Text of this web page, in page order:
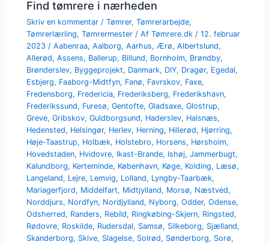
Find tømrere i nærheden
Skriv en kommentar /Tømrer,Tømrerarbejde,
Tømrerlærling,Tømrermester / AfTømrere.dk /12. februar
2023 /Aabenraa,Aalborg,Aarhus, Ærø,Albertslund,
Allerød,Assens, Ballerup, Billund, Bornholm, Brøndby,
Brønderslev, Byggeprojekt, Danmark, DIY, Dragør, Egedal,
Esbjerg, Faaborg-Midtfyn, Fanø, Favrskov, Faxe,
Fredensborg, Fredericia, Frederiksberg, Frederikshavn,
Frederikssund, Furesø,Gentofte,Gladsaxe,Glostrup,
Greve,Gribskov,Guldborgsund, Haderslev, Halsnæs,
Hedensted, Helsingør, Herlev, Herning, Hillerød, Hjørring,
Høje-Taastrup, Holbæk, Holstebro, Horsens, Hørsholm,
Hovedstaden, Hvidovre, Ikast-Brande, Ishøj,Jammerbugt,
Kalundborg, Kerteminde, København, Køge, Kolding, Læsø,
Langeland, Lejre, Lemvig, Lolland, Lyngby-Taarbæk,
Mariagerfjord, Middelfart, Midtjylland, Morsø, Næstved,
Norddjurs, Nordfyn, Nordjylland, Nyborg,Odder,Odense,
Odsherred, Randers, Rebild, Ringkøbing-Skjern, Ringsted,
Rødovre, Roskilde, Rudersdal, Samsø, Silkeborg, Sjælland,
Skanderborg, Skive, Slagelse, Solrød, Sønderborg, Sorø,